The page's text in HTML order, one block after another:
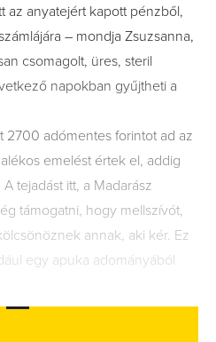
az anyatejért kapott pénzből,
– mondja Zsuzsanna,
csomagolt, üres, steril
napokban gyűjtheti a
2700 adómentes forintot ad az
emelést értek el, addig
tejadást itt, a Madarász
támogatni, hogy mellszívót,
annak, aki kér. Ez
egy apuka adományából